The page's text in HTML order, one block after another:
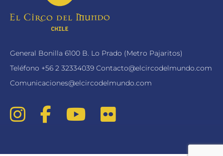
General Bonilla 6100 B. Lo Prado (Metro Pajaritos)
Teléfono +56 2 32334039 Contacto@elcircodelmundo.com
Comunicaciones@elcircodelmundo.com